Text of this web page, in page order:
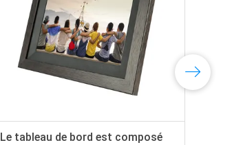
Le tableau de bord est composé